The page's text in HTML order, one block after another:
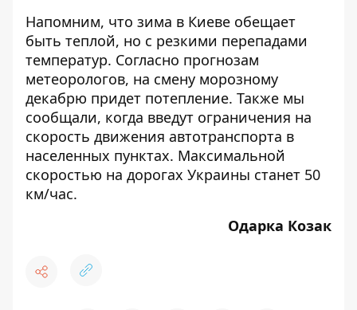
Напомним, что зима в Киеве обещает
быть теплой, но с резкими перепадами
температур. Согласно прогнозам
метеорологов, на смену морозному
декабрю придет потепление. Также мы
сообщали, когда введут ограничения на
скорость движения автотранспорта в
населенных пунктах. Максимальной
скоростью на дорогах Украины станет 50
км/час.
Одарка Козак